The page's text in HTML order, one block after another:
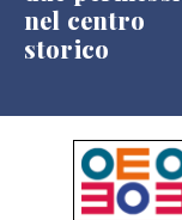
nel centro
storico